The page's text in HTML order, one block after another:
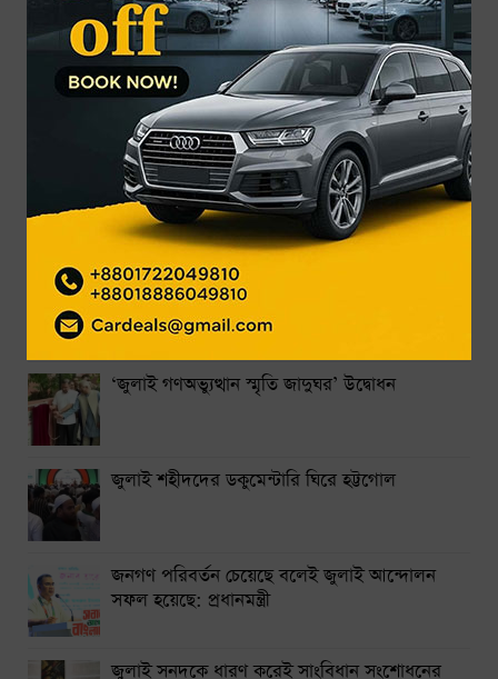
হরমুজ নিয়ে শিগগিরই চুক্তির আশ্বাস
কিয়েভে রাশিয়ার হামলায় নিহত ১৭
পাঁচ দিনজুড়ে বৃষ্টির আভাস
তিস্তার পানি বিপৎসীমার ১৩ সেন্টিমিটার ওপরে
‘জুলাই জাদুঘর শুধু স্মৃতি সংরক্ষণের স্থান নয়, বাংলাদেশ গঠনের
‘জুলাই গণঅভ্যুত্থান স্মৃতি জাদুঘর’ উদ্বোধন
থমথমে জবি ক্যাম্পাস: বিক্ষোভের ঘোষণা ছাত্রশক্তির
জুলাই শহীদদের ডকুমেন্টারি ঘিরে হট্টগোল
জনগণ পরিবর্তন চেয়েছে বলেই জুলাই আন্দোলন সফল হয়েছে:
প্রধানমন্ত্রী
জাতীয় এর আরও খবর
‘জুলাই জাদুঘর শুধু স্মৃতি সংরক্ষণের স্থান নয়,
বাংলাদেশ গঠনের প্রেরণা’
‘জুলাই গণঅভ্যুত্থান স্মৃতি জাদুঘর’ উদ্বোধন
জুলাই শহীদদের ডকুমেন্টারি ঘিরে হট্টগোল
জনগণ পরিবর্তন চেয়েছে বলেই জুলাই আন্দোলন
সফল হয়েছে: প্রধানমন্ত্রী
জুলাই সনদকে ধারণ করেই সাংবিধান সংশোধনের